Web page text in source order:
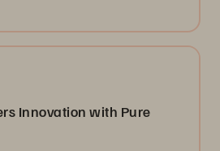
Innovation with Pure